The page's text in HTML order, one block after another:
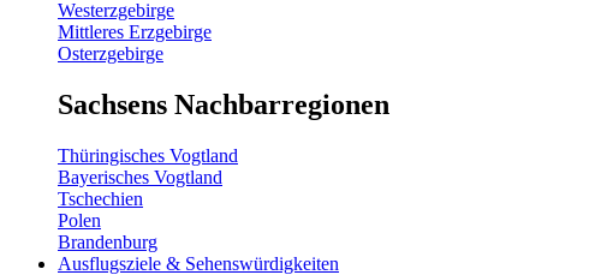
Westerzgebirge
Mittleres Erzgebirge
Osterzgebirge
Sachsens Nachbarregionen
Thüringisches Vogtland
Bayerisches Vogtland
Tschechien
Polen
Brandenburg
Ausflugsziele & Sehenswürdigkeiten